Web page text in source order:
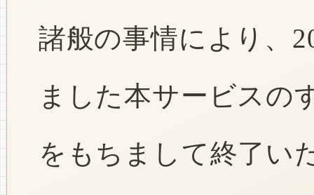
諸般の事情により、
ました本サービスの
をもちまして終了い